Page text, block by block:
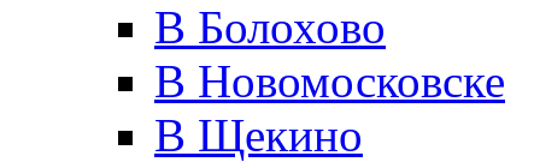
В Болохово
В Новомосковске
В Щекино